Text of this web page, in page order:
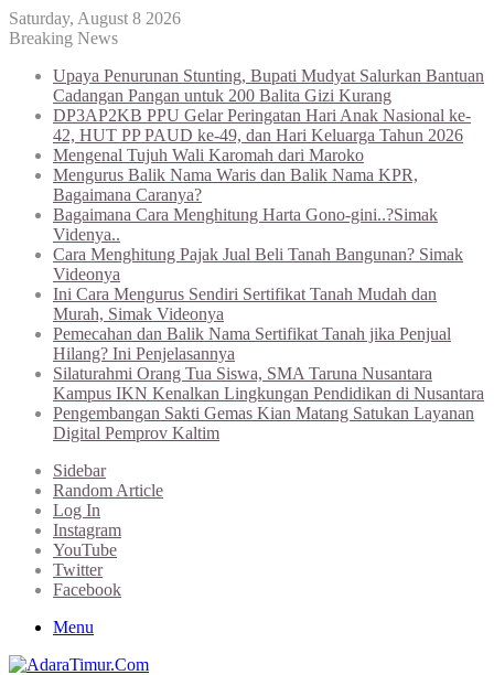
Saturday, August 8 2026
Breaking News
Upaya Penurunan Stunting, Bupati Mudyat Salurkan Bantuan
Cadangan Pangan untuk 200 Balita Gizi Kurang
DP3AP2KB PPU Gelar Peringatan Hari Anak Nasional ke-
42, HUT PP PAUD ke-49, dan Hari Keluarga Tahun 2026
Mengenal Tujuh Wali Karomah dari Maroko
Mengurus Balik Nama Waris dan Balik Nama KPR,
Bagaimana Caranya?
Bagaimana Cara Menghitung Harta Gono-gini..?Simak
Videnya..
Cara Menghitung Pajak Jual Beli Tanah Bangunan? Simak
Videonya
Ini Cara Mengurus Sendiri Sertifikat Tanah Mudah dan
Murah, Simak Videonya
Pemecahan dan Balik Nama Sertifikat Tanah jika Penjual
Hilang? Ini Penjelasannya
Silaturahmi Orang Tua Siswa, SMA Taruna Nusantara
Kampus IKN Kenalkan Lingkungan Pendidikan di Nusantara
Pengembangan Sakti Gemas Kian Matang Satukan Layanan
Digital Pemprov Kaltim
Sidebar
Random Article
Log In
Instagram
YouTube
Twitter
Facebook
Menu